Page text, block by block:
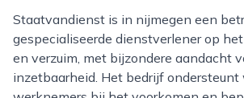
Staatvandienst is in nijmegen een betrokken en
gespecialiseerde dienstverlener op
en verzuim, met bijzondere aandacht
inzetbaarheid. Het bedrijf ondersteunt